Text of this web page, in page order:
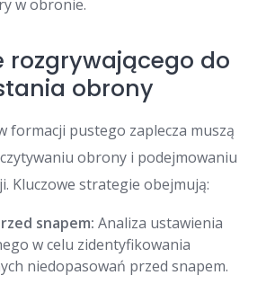
w obronie.
rozgrywającego do
obrony
formacji pustego zaplecza muszą
obrony i podejmowaniu
Kluczowe strategie obejmują:
snapem: Analiza ustawienia
w celu zidentyfikowania
niedopasowań przed snapem.